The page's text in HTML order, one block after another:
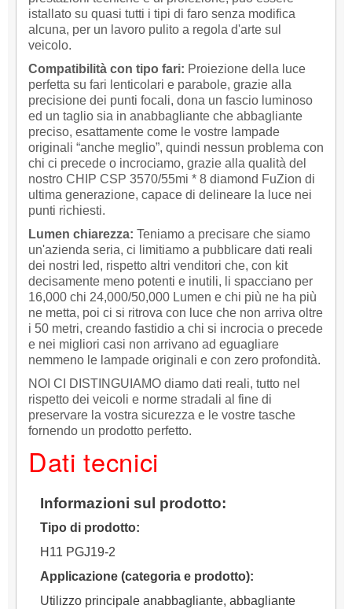
istallato su quasi tutti i tipi di faro senza modifica
alcuna, per un lavoro pulito a regola d'arte sul
veicolo.
Compatibilità con tipo fari: Proiezione della luce
perfetta su fari lenticolari e parabole, grazie alla
precisione dei punti focali, dona un fascio luminoso
ed un taglio sia in anabbagliante che abbagliante
preciso, esattamente come le vostre lampade
originali “anche meglio”, quindi nessun problema con
chi ci precede o incrociamo, grazie alla qualità del
nostro CHIP CSP 3570/55mi * 8 diamond FuZion di
ultima generazione, capace di delineare la luce nei
punti richiesti.
Lumen chiarezza: Teniamo a precisare che siamo
un'azienda seria, ci limitiamo a pubblicare dati reali
dei nostri led, rispetto altri venditori che, con kit
decisamente meno potenti e inutili, li spacciano per
16,000 chi 24,000/50,000 Lumen e chi più ne ha più
ne metta, poi ci si ritrova con luce che non arriva oltre
i 50 metri, creando fastidio a chi si incrocia o precede
e nei migliori casi non arrivano ad eguagliare
nemmeno le lampade originali e con zero profondità.
NOI CI DISTINGUIAMO diamo dati reali, tutto nel
rispetto dei veicoli e norme stradali al fine di
preservare la vostra sicurezza e le vostre tasche
fornendo un prodotto perfetto.
Dati tecnici
Informazioni sul prodotto:
Tipo di prodotto:
H11 PGJ19-2
Applicazione (categoria e prodotto):
Utilizzo principale anabbagliante, abbagliante